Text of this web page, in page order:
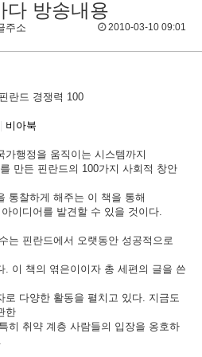
다 방송내용
주소 2010-03-10 09:01
란드 경쟁력 100
비아북
행정을 움직이는 시스템까지
만든 핀란드의 100가지 사회적 창안
통찰하게 해주는 이 책을 통해
이디어를 발견할 수 있을 것이다.
는 핀란드에서 오랫동안 성공적으로
. 이 책의 엮은이이자 총 세편의 글을 쓴
로 다양한 활동을 펼치고 있다. 지금도
한
히 취약 계층 사람들의 입장을 옹호하